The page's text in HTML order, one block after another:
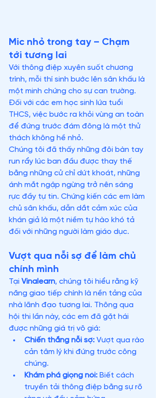
Mic nhỏ trong tay – Chạm
tới tương lai
Với thông điệp xuyên suốt chương
trình, mỗi thí sinh bước lên sân khấu là
một minh chứng cho sự can trường.
Đối với các em học sinh lứa tuổi
THCS, việc bước ra khỏi vùng an toàn
để đứng trước đám đông là một thử
thách không hề nhỏ.
Chúng tôi đã thấy những đôi bàn tay
run rẩy lúc ban đầu được thay thế
bằng những cử chỉ dứt khoát, những
ánh mắt ngập ngừng trở nên sáng
rực đầy tự tin. Chứng kiến các em làm
chủ sân khấu, dẫn dắt cảm xúc của
khán giả là một niềm tự hào khó tả
đối với những người làm giáo dục.
Vượt qua nỗi sợ để làm chủ
chính mình
Tại Vinalearn, chúng tôi hiểu rằng kỹ
năng giao tiếp chính là nền tảng của
nhà lãnh đạo tương lai. Thông qua
hội thi lần này, các em đã gặt hái
được những giá trị vô giá:
Chiến thắng nỗi sợ: Vượt qua rào
cản tâm lý khi đứng trước công
chúng.
Khám phá giọng nói: Biết cách
truyền tải thông điệp bằng sự rõ